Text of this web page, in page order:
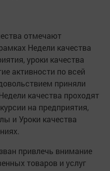
отмечают
Недели качества
уроки качества
активности по всей
приняли
качества проходят
на предприятия,
и Уроки качества
привлечь внимание
товаров и услуг